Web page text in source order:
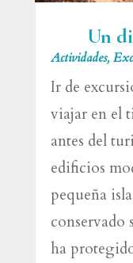
Un
Actividades,
Ir de
viajar en el
antes del
edificios
pequeña
conservado
ha